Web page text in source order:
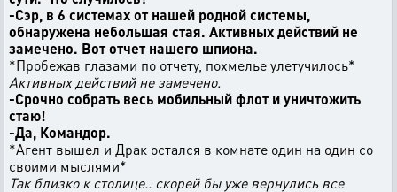
-Сэр, в 6 системах от нашей родной системы,
обнаружена небольшая стая. Активных действий не
замечено. Вот отчет нашего шпиона.
*Пробежав глазами по отчету, похмелье улетучилось*
Активных действий не замечено.
-Срочно собрать весь мобильный флот и уничтожить
стаю!
-Да, Командор.
*Агент вышел и Драк остался в комнате один на один со
своими мыслями*
Так близко к столице.. скорей бы уже вернулись все